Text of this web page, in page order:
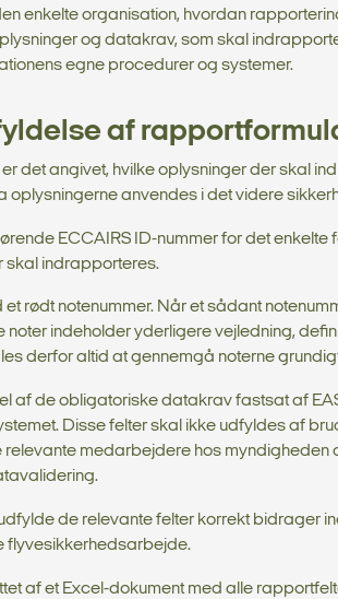
enkelte organisation, hvordan
og datakrav, som skal
egne procedurer og systemer.
af
er det angivet, hvilke oplysninger der skal
oplysningerne anvendes i det videre
ECCAIRS ID-nummer for det
skal indrapporteres.
et rødt notenummer. Når et sådant
noter indeholder yderligere vejledning,
derfor altid at gennemgå noterne
af de obligatoriske datakrav fastsat af
Disse felter skal ikke udfyldes af
relevante medarbejdere hos
de relevante felter korrekt bidrager
flyvesikkerhedsarbejde.
af et Excel-dokument med alle